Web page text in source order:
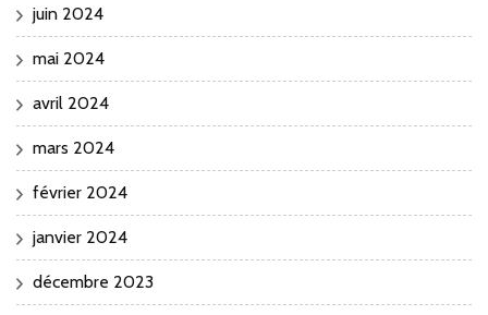
juin 2024
mai 2024
avril 2024
mars 2024
février 2024
janvier 2024
décembre 2023